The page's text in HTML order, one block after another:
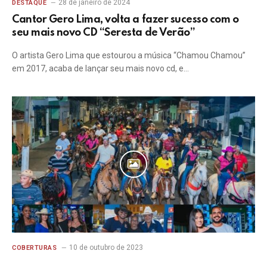
DESTAQUE 28 de janeiro de 2024
Cantor Gero Lima, volta a fazer sucesso com o
seu mais novo CD “Seresta de Verão”
O artista Gero Lima que estourou a música “Chamou Chamou”
em 2017, acaba de lançar seu mais novo cd, e…
COBERTURAS 10 de outubro de 2023